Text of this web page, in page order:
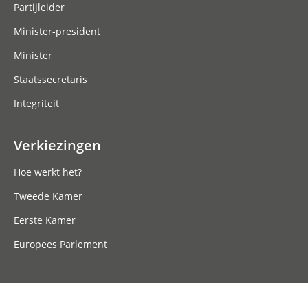
Partijleider
Minister-president
Minister
Staatssecretaris
Integriteit
Verkiezingen
Hoe werkt het?
Tweede Kamer
Eerste Kamer
Europees Parlement